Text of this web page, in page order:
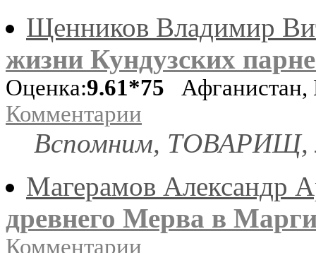
Щенников Владимир
жизни Кундузских
Оценка:9.61*75
Комментарии
Вспомним, ТОВАРИЩ,
Магерамов Александр
древнего Мерва в
Комментарии